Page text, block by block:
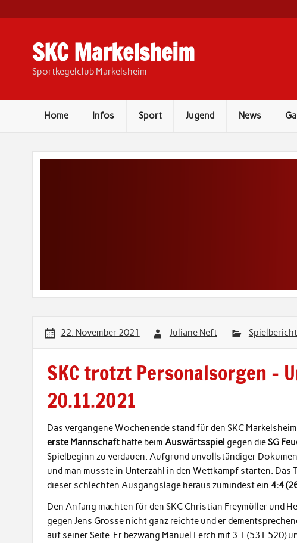
content
SKC Markelsheim
Sportkegelclub Markelsheim
Home Infos Sport Jugend News
22. November 2021 Juliane Neft Spielbericht
SKC trotzt Personalsorgen –
20.11.2021
Das vergangene Wochenende stand für den SKC
erste Mannschaft hatte beimAuswärtsspiel gegen dieSG
Spielbeginn zu verdauen. Aufgrund unvollständiger
und man musste in Unterzahl in den Wettkampf starten.
dieser schlechten Ausgangslage heraus zumindest ein 4:4
Den Anfang machten für den SKC Christian Freymüller und
gegen Jens Grosse nicht ganz reichte und er
auf seiner Seite. Er bezwang Manuel Lerch mit 3:1